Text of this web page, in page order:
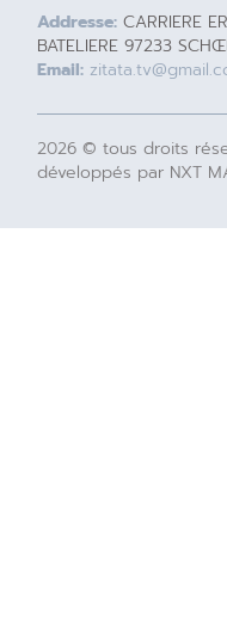
Addresse: CARRIERE
BATELIERE 97233
Email:
2026 © tous droits
développés par NXT